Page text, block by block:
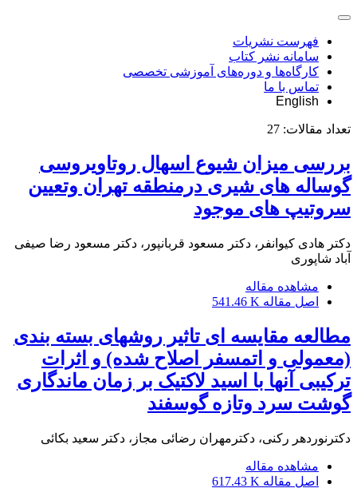
فهرست نشریات
سامانه نشر کتاب
کارگاه‌ها و دوره‌های آموزشی تخصصی
تماس با ما
English
تعداد مقالات: 27
بررسی میزان شیوع اسهال روتاویروسی
گوساله های شیری درمنطقه تهران وتعیین
سروتیپ های موجود
دکتر هادی کیوانفر، دکتر مسعود قربانپور، دکتر مسعود رضا صیفی
آباد شاپوری
مشاهده مقاله
اصل مقاله 541.46 K
مطالعه مقایسه ای تاثیر روشهای بسته بندی
(معمولی و اتمسفر اصلاح شده) و اثرات
ترکیبی آنها با اسید لاکتیک بر زمان ماندگاری
گوشت سرد وتازه گوسفند
دکترنوردهر رکنی، دکترمهران رضائی مجاز، دکتر سعید بکائی
مشاهده مقاله
اصل مقاله 617.43 K